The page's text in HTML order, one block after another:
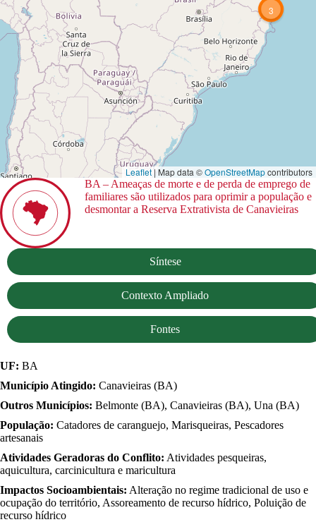
3
Leaflet | Map data ©OpenStreetMapcontributors
BA – Ameaças de morte e de perda de emprego de
familiares são utilizados para oprimir a população e
desmontar a Reserva Extrativista de Canavieiras
Síntese
Contexto Ampliado
Fontes
UF: BA
Município Atingido: Canavieiras (BA)
Outros Municípios: Belmonte (BA), Canavieiras (BA), Una (BA)
População: Catadores de caranguejo, Marisqueiras, Pescadores
artesanais
Atividades Geradoras do Conflito: Atividades pesqueiras,
aquicultura, carcinicultura e maricultura
Impactos Socioambientais: Alteração no regime tradicional de uso e
ocupação do território, Assoreamento de recurso hídrico, Poluição de
recurso hídrico